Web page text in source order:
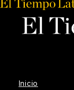
Inicio